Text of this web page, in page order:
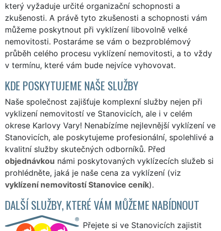
který vyžaduje určité organizační schopnosti a
zkušenosti. A právě tyto zkušenosti a schopnosti vám
můžeme poskytnout při vyklízení libovolně velké
nemovitosti. Postaráme se vám o bezproblémový
průběh celého procesu vyklízení nemovitosti, a to vždy
v termínu, které vám bude nejvíce vyhovovat.
KDE POSKYTUJEME NAŠE SLUŽBY
Naše společnost zajišťuje komplexní služby nejen při
vyklizení nemovitostí ve Stanovicích, ale i v celém
okrese Karlovy Vary! Nenabízíme nejlevnější vyklízení ve
Stanovicích, ale poskytujeme profesionální, spolehlivé a
kvalitní služby skutečných odborníků. Před
objednávkou námi poskytovaných vyklízecích služeb si
prohlédněte, jaká je naše cena za vyklízení (viz
vyklízení nemovitostí Stanovice ceník).
DALŠÍ SLUŽBY, KTERÉ VÁM MŮŽEME NABÍDNOUT
Přejete si ve Stanovicích zajistit